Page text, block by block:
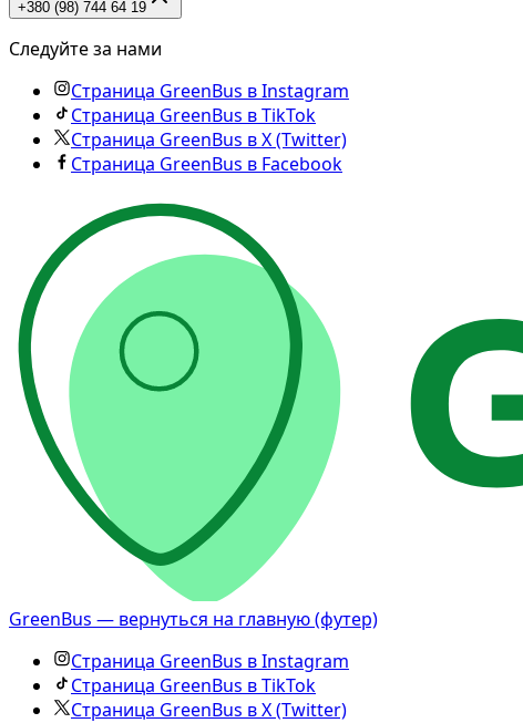
+380 (98) 744 64 19
Следуйте за нами
Страница GreenBus в Instagram
Страница GreenBus в TikTok
Страница GreenBus в X (Twitter)
Страница GreenBus в Facebook
GreenBus — вернуться на главную (футер)
Страница GreenBus в Instagram
Страница GreenBus в TikTok
Страница GreenBus в X (Twitter)